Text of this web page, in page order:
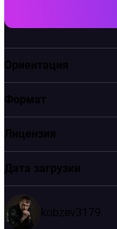
Ориентация
Формат
Лицензия
Дата загрузки
kobzev3179